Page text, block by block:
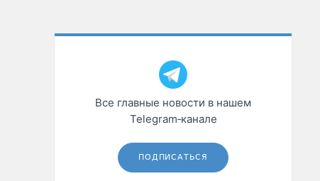
Все главные новости в нашем
Telegram‑канале
ПОДПИСАТЬСЯ